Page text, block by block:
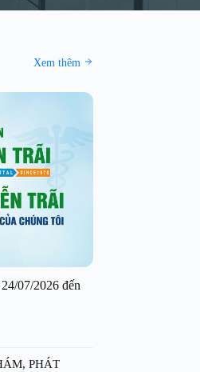
Xem thêm
07/2026 đến
PHÁT